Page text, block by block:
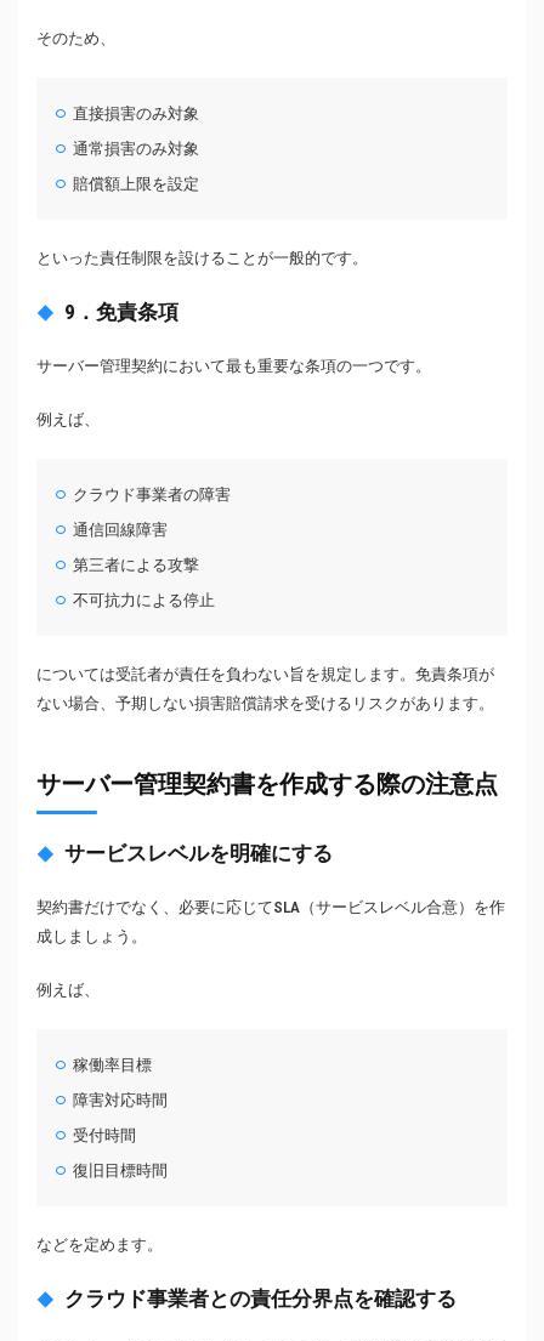
そのため、
直接損害のみ対象
通常損害のみ対象
賠償額上限を設定
といった責任制限を設けることが一般的です。
9．免責条項
サーバー管理契約において最も重要な条項の一つです。
例えば、
クラウド事業者の障害
通信回線障害
第三者による攻撃
不可抗力による停止
については受託者が責任を負わない旨を規定します。免責条項が
ない場合、予期しない損害賠償請求を受けるリスクがあります。
サーバー管理契約書を作成する際の注意点
サービスレベルを明確にする
契約書だけでなく、必要に応じてSLA（サービスレベル合意）を作
成しましょう。
例えば、
稼働率目標
障害対応時間
受付時間
復旧目標時間
などを定めます。
クラウド事業者との責任分界点を確認する